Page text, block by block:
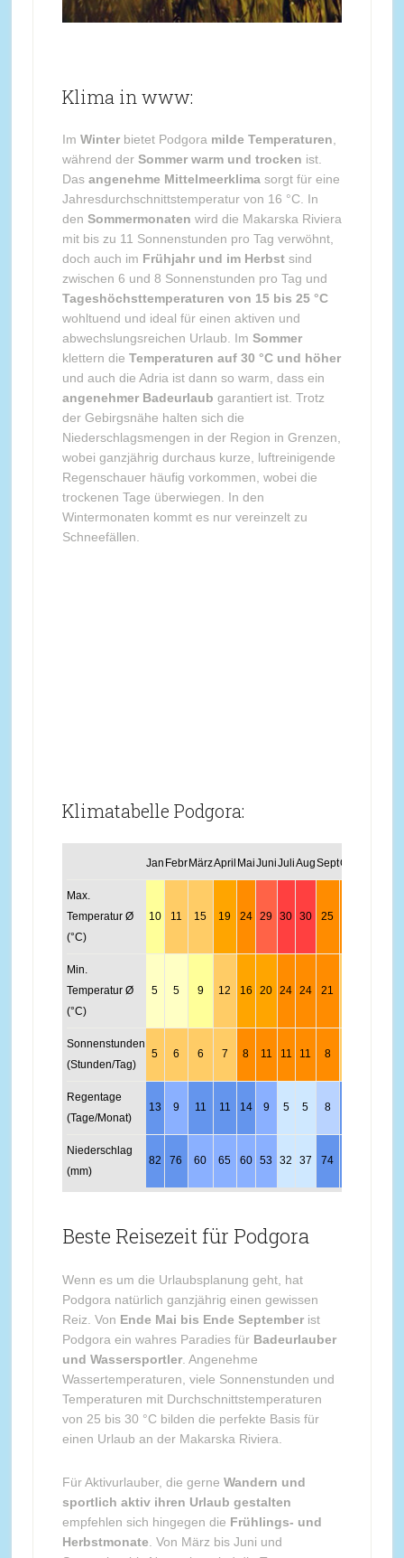
Klima in www:
Im Winterbietet Podgora milde Temperaturen
während der Sommer warm und trocken ist.
Das angenehme Mittelmeerklimasorgt für eine
Jahresdurchschnittstemperatur von 16 °C. In
den Sommermonaten wird die Makarska Riviera
mit bis zu 11 Sonnenstunden pro Tag verwöhnt,
doch auch im Frühjahr und im Herbstsind
zwischen 6 und 8 Sonnenstunden pro Tag und
Tageshöchsttemperaturen von 15 bis 25 °C
wohltuend und ideal für einen aktiven und
abwechslungsreichen Urlaub. Im Sommer
klettern die Temperaturen auf 30 °C und höher
und auch die Adria ist dann so warm, dass ein
angenehmer Badeurlaub garantiert ist. Trotz
der Gebirgsnähe halten sich die
Niederschlagsmengen in der Region in Grenzen,
wobei ganzjährig durchaus kurze, luftreinigende
Regenschauer häufig vorkommen, wobei die
trockenen Tage überwiegen. In den
Wintermonaten kommt es nur vereinzelt zu
Schneefällen.
Klimatabelle Podgora:
Jan Febr MärzApril MaiJuniJuliAugSeptOkt
Max.
Temperatur Ø
(°C)
10 11 15 19 24 29 30 30 25
Min.
Temperatur Ø
(°C)
5 5 9 12 16 20 24 24 21
Sonnenstunden
(Stunden/Tag)
5 6 6 7 8 11 11 11 8
Regentage
(Tage/Monat)
13 9 11 11 14 9 5 5 8
Niederschlag
(mm)
82 76 60 65 60 53 32 37 74
Beste Reisezeit für Podgora
Wenn es um die Urlaubsplanung geht, hat
Podgora natürlich ganzjährig einen gewissen
Reiz. Von Ende Mai bis Ende Septemberist
Podgora ein wahres Paradies für Badeurlauber
und Wassersportler. Angenehme
Wassertemperaturen, viele Sonnenstunden und
Temperaturen mit Durchschnittstemperaturen
von 25 bis 30 °C bilden die perfekte Basis für
einen Urlaub an der Makarska Riviera.
Für Aktivurlauber, die gerne Wandern und
sportlich aktiv ihren Urlaub gestalten
empfehlen sich hingegen die Frühlings- und
Herbstmonate . Von März bis Juni und